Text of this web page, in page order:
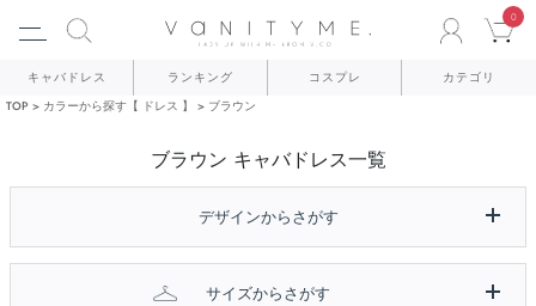
0
キャバドレス ランキング コスプレ カテゴリ
TOP カラーから探す【 ドレス 】 ブラウン
ブラウン キャバドレス一覧
デザインからさがす
サイズからさがす